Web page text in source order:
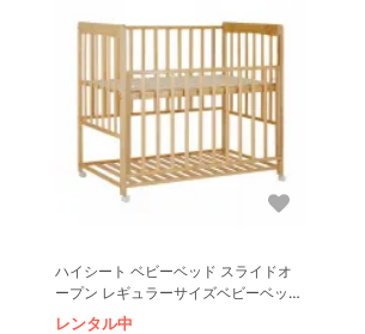
ハイシート ベビーベッド スライドオ
ープン レギュラーサイズベビーベッド
カトージ(KATOJI)
レンタル中